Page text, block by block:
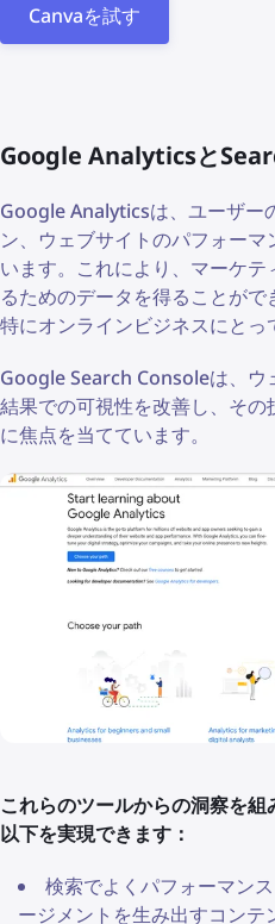
Canvaを試す
Google Analyticsと
Google Analyticsは、ユーザー
ン、ウェブサイトのパフォー
います。これにより、マーケ
るためのデータを得ることがで
特にオンラインビジネスにとっ
Google Search Consoleは、ウ
結果での可視性を改善し、そ
に焦点を当てています。
これらのツールからの洞察を
以下を実現できます：
検索でよくパフォーマン
ージメントを生み出すコンテ